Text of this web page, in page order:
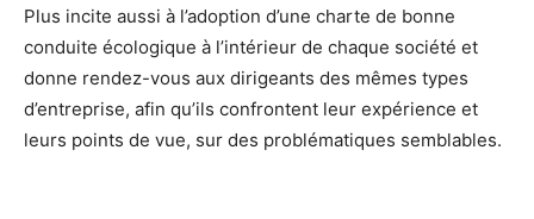
Plus incite aussi à l’adoption d’une charte de bonne
conduite écologique à l’intérieur de chaque société et
donne rendez-vous aux dirigeants des mêmes types
d’entreprise, afin qu’ils confrontent leur expérience et
leurs points de vue, sur des problématiques semblables.